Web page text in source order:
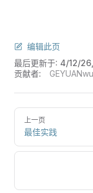
编辑此页
最后更新于: 4/12/
贡献者:
上一页
最佳实践